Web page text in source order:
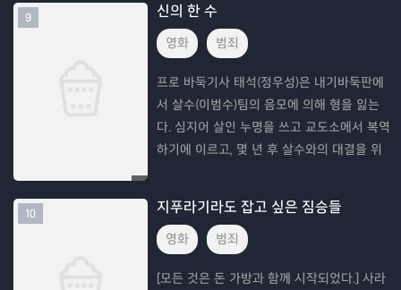
9 신의 한 수
영화 범죄
프로 바둑기사 태석(정우성)은 내기바둑판에
서 살수(이범수)팀의 음모에 의해 형을 잃는
다. 심지어 살인 누명을 쓰고 교도소에서 복역
하기에 이르고, 몇 년 후 살수와의 대결을 위
(정우성
10 지푸라기라도 잡고 싶은 짐승들
영화 범죄
[모든 것은 돈 가방과 함께 시작되었다.] 사라